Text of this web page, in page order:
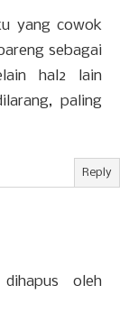
yang cowok
sebagai
hal2 lain
paling
Reply
oleh